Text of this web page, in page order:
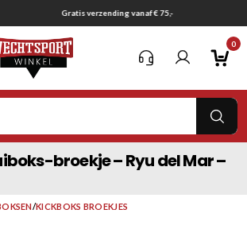
Gratis verzending vanaf € 75,-
0
broekje – Ryu del Mar –
/KICKBOKS BROEKJES